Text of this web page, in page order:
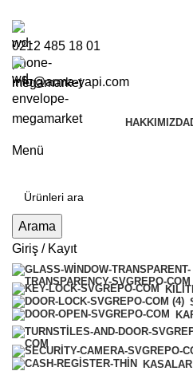
0212 485 18 01
info@arma-yapi.com
HAKKIMIZDA
Menü
Arama
Giriş / Kayıt
KASALAR